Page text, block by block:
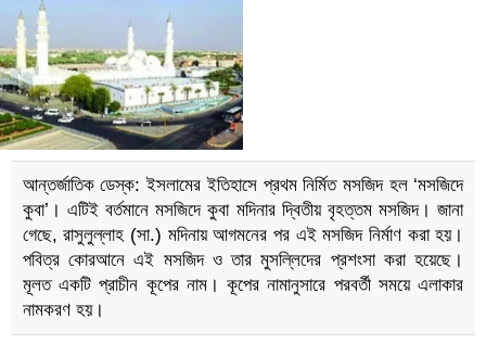
আন্তর্জাতিক ডেস্ক: ইসলামের ইতিহাসে প্রথম নির্মিত মসজিদ হল ‘মসজিদে
কুবা’। এটিই বর্তমানে মসজিদে কুবা মদিনার দ্বিতীয় বৃহত্তম মসজিদ। জানা
গেছে, রাসুলুল্লাহ (সা.) মদিনায় আগমনের পর এই মসজিদ নির্মাণ করা হয়।
পবিত্র কোরআনে এই মসজিদ ও তার মুসল্লিদের প্রশংসা করা হয়েছে।
মূলত একটি প্রাচীন কূপের নাম। কূপের নামানুসারে পরবর্তী সময়ে এলাকার
নামকরণ হয়।